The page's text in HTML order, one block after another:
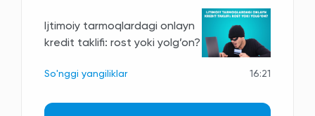
Ijtimoiy tarmoqlardagi onlayn
kredit taklifi: rost yoki yolg’on?
So'nggi yangiliklar 16:21